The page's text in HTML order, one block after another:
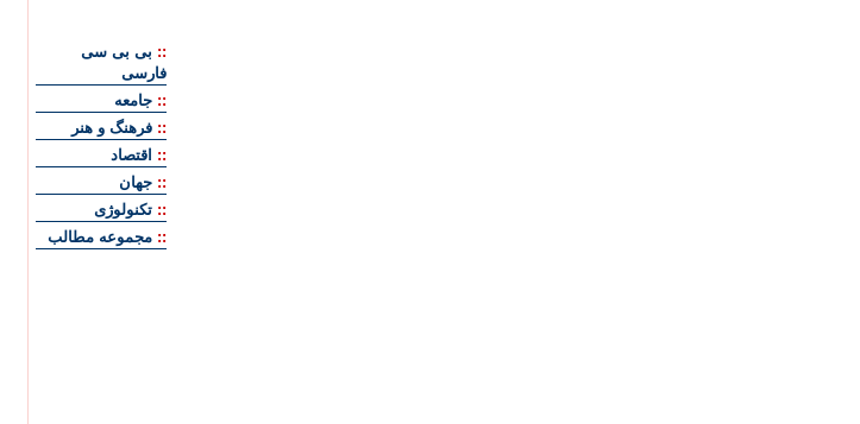
:: بی بی سی
فارسی
:: جامعه
:: فرهنگ و هنر
:: اقتصاد
:: جهان
:: تکنولوژی
:: مجموعه مطالب